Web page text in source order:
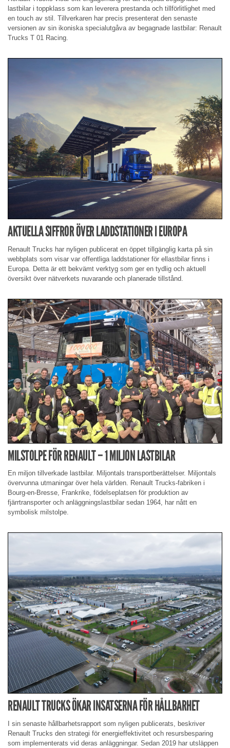
lastbilar i toppklass som kan leverera prestanda och tillförlitlighet med
en touch av stil. Tillverkaren har precis presenterat den senaste
versionen av sin ikoniska specialutgåva av begagnade lastbilar: Renault
Trucks T 01 Racing.
AKTUELLA SIFFROR ÖVER LADDSTATIONER I EUROPA
Renault Trucks har nyligen publicerat en öppet tillgänglig karta på sin
webbplats som visar var offentliga laddstationer för ellastbilar finns i
Europa. Detta är ett bekvämt verktyg som ger en tydlig och aktuell
översikt över nätverkets nuvarande och planerade tillstånd.
MILSTOLPE FÖR RENAULT – 1 MILJON LASTBILAR
En miljon tillverkade lastbilar. Miljontals transportberättelser. Miljontals
övervunna utmaningar över hela världen. Renault Trucks-fabriken i
Bourg-en-Bresse, Frankrike, födelseplatsen för produktion av
fjärrtransporter och anläggningslastbilar sedan 1964, har nått en
symbolisk milstolpe.
RENAULT TRUCKS ÖKAR INSATSERNA FÖR HÅLLBARHET
I sin senaste hållbarhetsrapport som nyligen publicerats, beskriver
Renault Trucks den strategi för energieffektivitet och resursbesparing
som implementerats vid deras anläggningar. Sedan 2019 har utsläppen